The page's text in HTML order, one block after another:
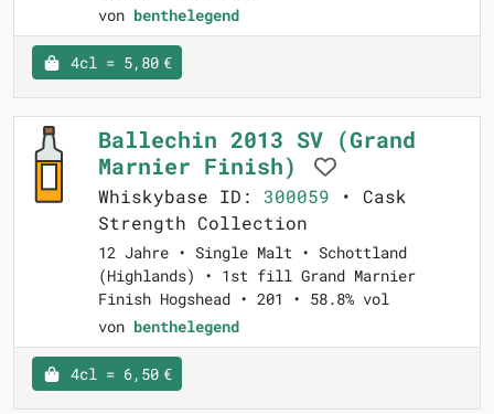
von benthelegend
4cl = 5,80 €
Ballechin 2013 SV (Grand
Marnier Finish)
Whiskybase ID: 300059 • Cask
Strength Collection
12 Jahre • Single Malt • Schottland
(Highlands) • 1st fill Grand Marnier
Finish Hogshead • 201 • 58.8% vol
von benthelegend
4cl = 6,50 €